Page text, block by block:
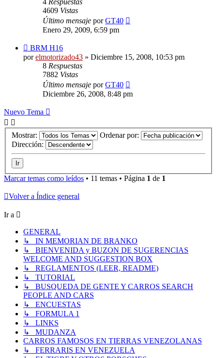
4609 Vistas
Último mensaje porGT40
Enero 29, 2009, 6:59 pm
BRM H16
porelmotorizado43 » Diciembre 15, 2008, 10:53 pm
8 Respuestas
7882 Vistas
Último mensaje porGT40
Diciembre 26, 2008, 8:48 pm
Nuevo Tema
Mostrar:
Ordenar por:
Dirección:
Marcar temas como leídos • 11 temas • Página 1 de 1
Volver a Índice general
Ir a
GENERAL
↳ IN MEMORIAN DE BRANKO
↳ BIENVENIDA y BUZON DE SUGERENCIAS
WELCOME AND SUGGESTION BOX
↳ REGLAMENTOS (LEER, README)
↳ TUTORIAL
↳ BUSQUEDA DE GENTE Y CARROS SEARCH
PEOPLE AND CARS
↳ ENCUESTAS
↳ FORMULA 1
↳ LINKS
↳ MUDANZA
CARROS FAMOSOS EN TIERRAS VENEZOLANAS
↳ FERRARIS EN VENEZUELA